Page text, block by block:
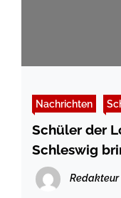
Nachrichten
Schüler der
Schleswig
Toiletten
Bauamt ein
Redakteur